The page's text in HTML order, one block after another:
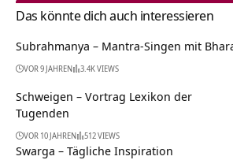
Das könnte dich auch interessieren
Subrahmanya – Mantra-Singen mit
VOR 9 JAHREN 3.4K VIEWS
Schweigen – Vortrag Lexikon der
Tugenden
VOR 10 JAHREN 512 VIEWS
Swarga – Tägliche Inspiration